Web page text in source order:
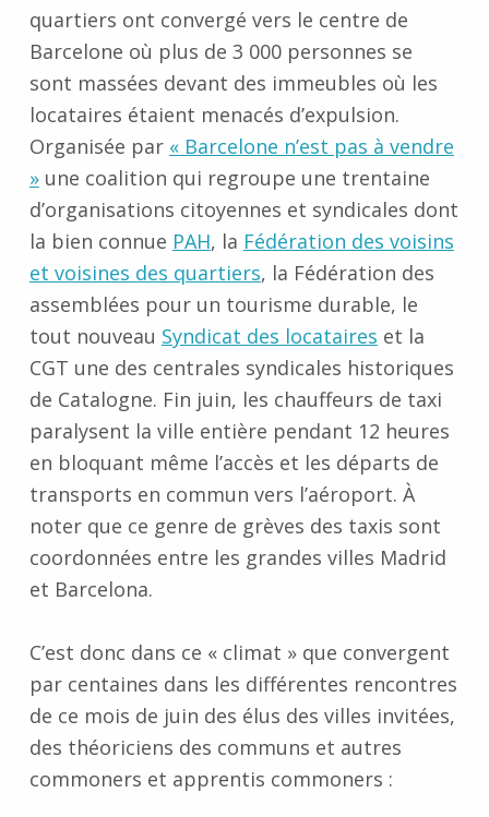
quartiers ont convergé vers le centre de
Barcelone où plus de 3 000 personnes se
sont massées devant des immeubles où les
locataires étaient menacés d’expulsion.
Organisée par « Barcelone n’est pas à vendre
»une coalition qui regroupe une trentaine
d’organisations citoyennes et syndicales dont
la bien connue PAH, la Fédération des voisins
et voisines des quartiers, la Fédération des
assemblées pour un tourisme durable, le
tout nouveau Syndicat des locataires et la
CGT une des centrales syndicales historiques
de Catalogne. Fin juin, les chauffeurs de taxi
paralysent la ville entière pendant 12 heures
en bloquant même l’accès et les départs de
transports en commun vers l’aéroport. À
noter que ce genre de grèves des taxis sont
coordonnées entre les grandes villes Madrid
et Barcelona.
C’est donc dans ce « climat » que convergent
par centaines dans les différentes rencontres
de ce mois de juin des élus des villes invitées,
des théoriciens des communs et autres
commoners et apprentis commoners :